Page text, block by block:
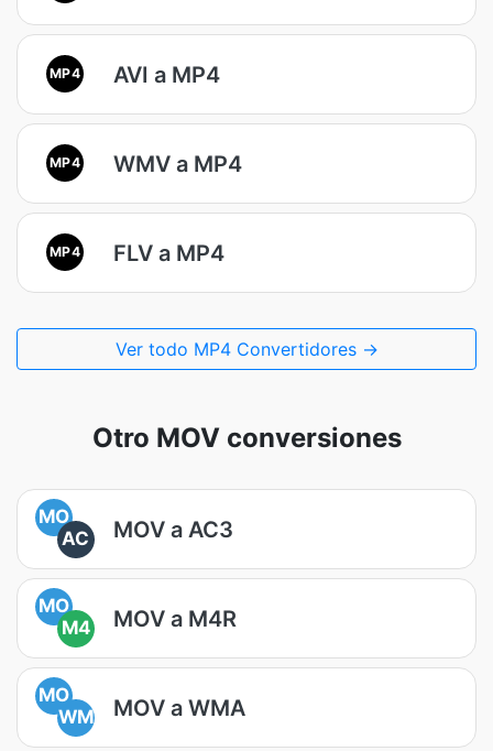
MP4 AVI a MP4
MP4 WMV a MP4
MP4 FLV a MP4
Ver todo MP4 Convertidores →
Otro MOV conversiones
MO
AC
MOV a AC3
MO
M4
MOV a M4R
MO
WM
MOV a WMA